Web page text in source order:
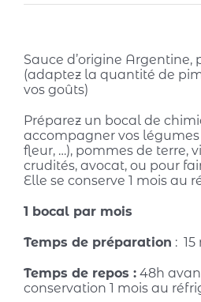
Sauce d’origine Argentine,
(adaptez la quantité de
vos goûts)
Préparez un bocal de
accompagner vos légumes
fleur, …), pommes de terre,
crudités, avocat, ou pour
Elle se conserve 1 mois au
1 bocal par mois
Temps de préparation :
Temps de repos :48h
conservation 1 mois au